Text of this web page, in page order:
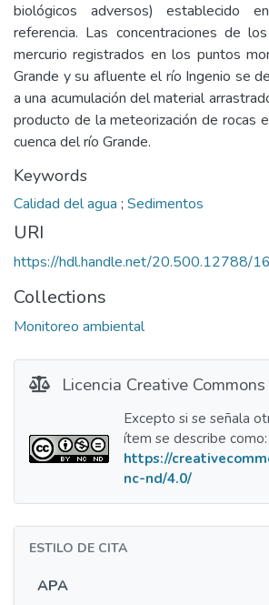
biológicos adversos) establecido
referencia. Las concentraciones de
mercurio registrados en los puntos
Grande y su afluente el río Ingenio se
a una acumulación del material
producto de la meteorización de rocas
cuenca del río Grande.
Keywords
Calidad del agua ; Sedimentos
URI
https://hdl.handle.net/20.500.12788/
Collections
Monitoreo ambiental
Licencia Creative Commons
Excepto si se señala
ítem se describe como:
https://
nc-nd/4.0/
ESTILO DE CITA
APA